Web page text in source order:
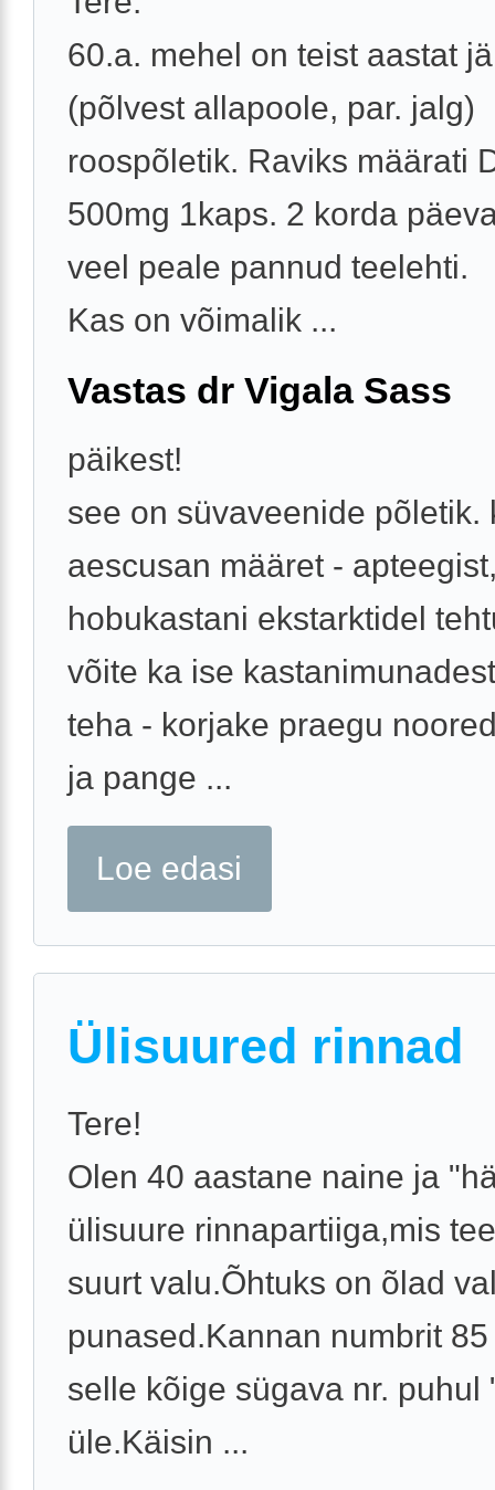
60.a. mehel on teist aastat
(põlvest allapoole, par. jalg)
roospõletik. Raviks määrati
500mg 1kaps. 2 korda
veel peale pannud teelehti.
Kas on võimalik ...
Vastas dr Vigala Sass
päikest!
see on süvaveenide põletik.
aescusan määret -
hobukastani ekstarktidel
võite ka ise
teha - korjake praegu
ja pange ...
Loe edasi
Ülisuured rinnad
Tere!
Olen 40 aastane naine ja
ülisuure rinnapartiiga,mis
suurt valu.Õhtuks on õlad
punased.Kannan numbrit
selle kõige sügava nr. puhul
üle.Käisin ...